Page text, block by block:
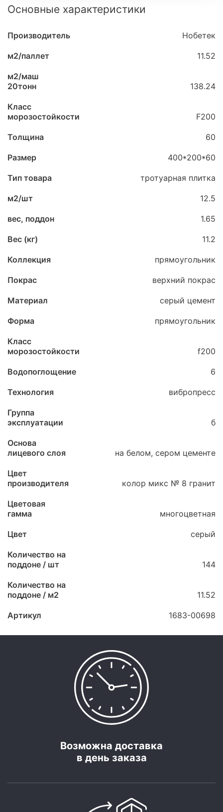
Основные характеристики
Производитель Нобетек
м2/паллет 11.52
м2/маш
20тонн
138.24
Класс
морозостойкости
F200
Толщина 60
Размер 400*200*60
Тип товара тротуарная плитка
м2/шт 12.5
вес, поддон 1.65
Вес (кг) 11.2
Коллекция прямоугольник
Покрас верхний покрас
Материал серый цемент
Форма прямоугольник
Класс
морозостойкости
f200
Водопоглощение 6
Технология вибропресс
Группа
эксплуатации
б
Основа
лицевого слоя
на белом, сером цементе
Цвет
производителя
колор микс № 8 гранит
Цветовая
гамма
многоцветная
Цвет серый
Количество на
поддоне / шт
144
Количество на
поддоне / м2
11.52
Артикул 1683-00698
Возможна доставка
в день заказа